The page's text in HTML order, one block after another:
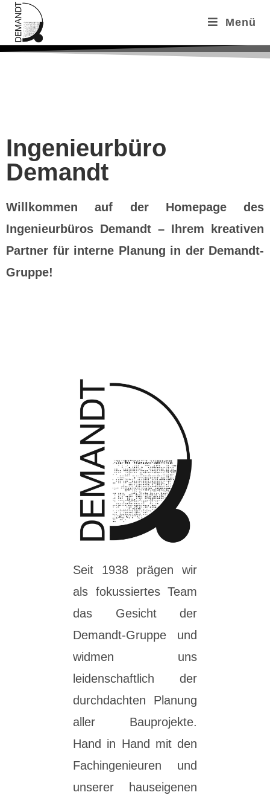
Menü
Ingenieurbüro
Demandt
Willkommen auf der Homepage des
Ingenieurbüros Demandt – Ihrem kreativen
Partner für interne Planung in der Demandt-
Gruppe!
Seit 1938 prägen wir
als fokussiertes Team
das Gesicht der
Demandt-Gruppe und
widmen uns
leidenschaftlich der
durchdachten Planung
aller Bauprojekte.
Hand in Hand mit den
Fachingenieuren und
unserer hauseigenen